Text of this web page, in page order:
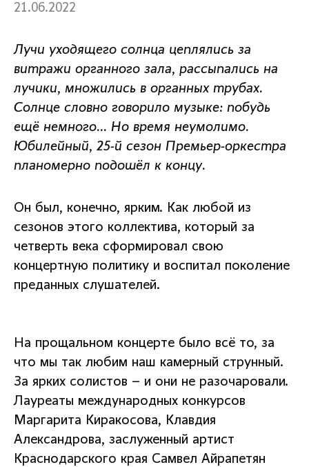
21.06.2022
Лучи уходящего солнца цеплялись за
витражи органного зала, рассыпались на
лучики, множились в органных трубах.
Солнце словно говорило музыке: побудь
ещё немного… Но время неумолимо.
Юбилейный, 25-й сезон Премьер-оркестра
планомерно подошёл к концу.
Он был, конечно, ярким. Как любой из
сезонов этого коллектива, который за
четверть века сформировал свою
концертную политику и воспитал поколение
преданных слушателей.
На прощальном концерте было всё то, за
что мы так любим наш камерный струнный.
За ярких солистов – и они не разочаровали.
Лауреаты международных конкурсов
Маргарита Киракосова, Клавдия
Александрова, заслуженный артист
Краснодарского края Самвел Айрапетян